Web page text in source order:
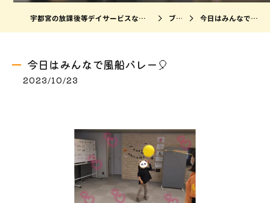
宇都宮の放課後等デイサービスならウィズ・ユー宇都宮瑞穂 ブログ 今日はみんなで風船バレー🎈
今日はみんなで風船バレー🎈
2023/10/23